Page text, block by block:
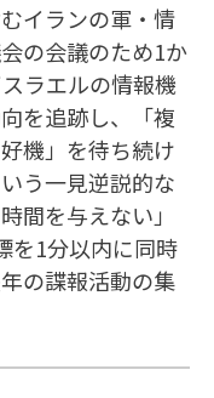
イランの軍・情
の会議のため1か
ラエルの情報機
を追跡し、「複
機」を待ち続け
う一見逆説的な
間を与えない」
を1分以内に同時
の諜報活動の集